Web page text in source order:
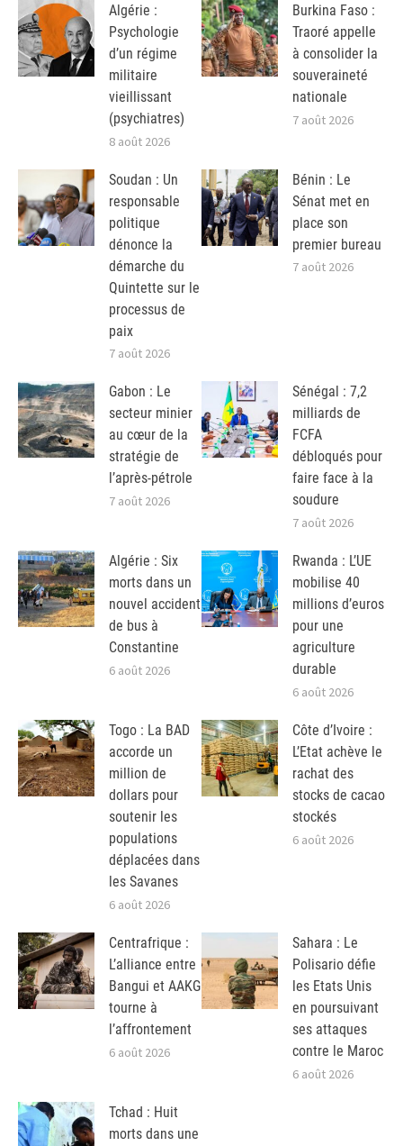
Algérie :
Psychologie
d’un régime
militaire
vieillissant
(psychiatres)
8 août 2026
Burkina Faso :
Traoré appelle
à consolider la
souveraineté
nationale
7 août 2026
Soudan : Un
responsable
politique
dénonce la
démarche du
Quintette sur le
processus de
paix
7 août 2026
Bénin : Le
Sénat met en
place son
premier bureau
7 août 2026
Gabon : Le
secteur minier
au cœur de la
stratégie de
l’après-pétrole
7 août 2026
Sénégal : 7,2
milliards de
FCFA
débloqués pour
faire face à la
soudure
7 août 2026
Algérie : Six
morts dans un
nouvel accident
de bus à
Constantine
6 août 2026
Rwanda : L’UE
mobilise 40
millions d’euros
pour une
agriculture
durable
6 août 2026
Togo : La BAD
accorde un
million de
dollars pour
soutenir les
populations
déplacées dans
les Savanes
6 août 2026
Côte d’Ivoire :
L’Etat achève le
rachat des
stocks de cacao
stockés
6 août 2026
Centrafrique :
L’alliance entre
Bangui et AAKG
tourne à
l’affrontement
6 août 2026
Sahara : Le
Polisario défie
les Etats Unis
en poursuivant
ses attaques
contre le Maroc
6 août 2026
Tchad : Huit
morts dans une